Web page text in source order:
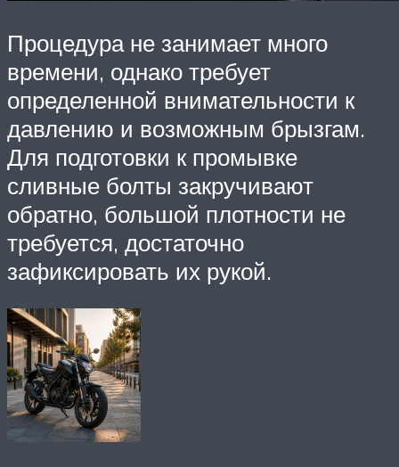
Процедура не занимает много
времени, однако требует
определенной внимательности к
давлению и возможным брызгам.
Для подготовки к промывке
сливные болты закручивают
обратно, большой плотности не
требуется, достаточно
зафиксировать их рукой.